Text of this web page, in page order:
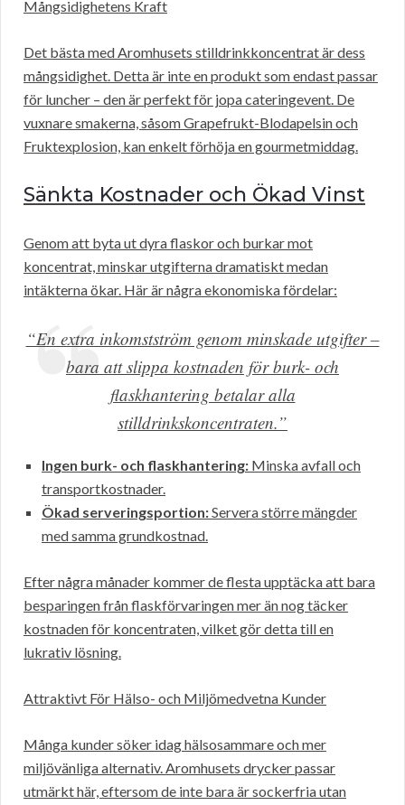
Mångsidighetens Kraft
Det bästa med Aromhusets stilldrinkkoncentrat är dess
mångsidighet. Detta är inte en produkt som endast passar
för luncher – den är perfekt för jopa cateringevent. De
vuxnare smakerna, såsom Grapefrukt-Blodapelsin och
Fruktexplosion, kan enkelt förhöja en gourmetmiddag.
Sänkta Kostnader och Ökad Vinst
Genom att byta ut dyra flaskor och burkar mot
koncentrat, minskar utgifterna dramatiskt medan
intäkterna ökar. Här är några ekonomiska fördelar:
“En extra inkomstström genom minskade utgifter –
bara att slippa kostnaden för burk- och
flaskhantering betalar alla
stilldrinkskoncentraten.”
Ingen burk- och flaskhantering: Minska avfall och
transportkostnader.
Ökad serveringsportion:Servera större mängder
med samma grundkostnad.
Efter några månader kommer de flesta upptäcka att bara
besparingen från flaskförvaringen mer än nog täcker
kostnaden för koncentraten, vilket gör detta till en
lukrativ lösning.
Attraktivt För Hälso- och Miljömedvetna Kunder
Många kunder söker idag hälsosammare och mer
miljövänliga alternativ. Aromhusets drycker passar
utmärkt här, eftersom de inte bara är sockerfria utan